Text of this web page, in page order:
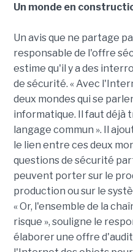
Un monde en
Un avis que ne partage
responsable de l'offre
estime qu'il y a des
de sécurité. « Avec
deux mondes qui se
informatique. Il faut déjà
langage commun ». Il
le lien entre ces deux
questions de sécurité
peuvent porter sur le
production ou sur le
« Or, l'ensemble de la
risque », souligne le
élaborer une offre